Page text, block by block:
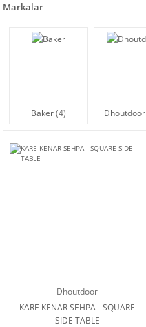
Markalar
Baker(4) Dhoutdoor
Dhoutdoor
KARE KENAR SEHPA - SQUARE
SIDE TABLE